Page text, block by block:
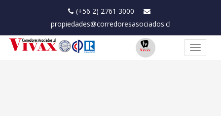
(+56 2) 2761 3000
propiedades@corredoresasociados.cl
Toggle